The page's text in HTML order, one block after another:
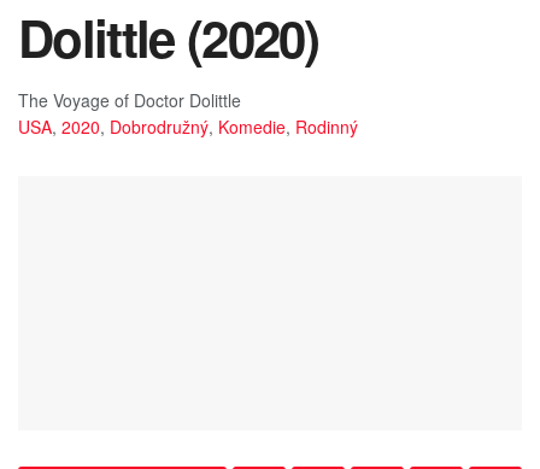
Dolittle (2020)
The Voyage of Doctor Dolittle
USA, 2020, Dobrodružný, Komedie, Rodinný